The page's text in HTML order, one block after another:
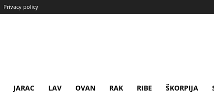
Privacy policy
JARAC LAV OVAN RAK RIBE ŠKORPIJA